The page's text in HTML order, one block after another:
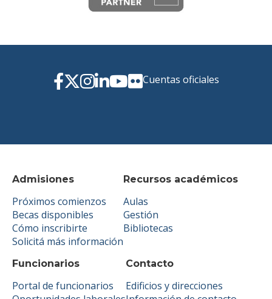
Admisiones
Próximos comienzos
Becas disponibles
Cómo inscribirte
Solicitá más información
Recursos académicos
Aulas
Gestión
Bibliotecas
Funcionarios
Portal de funcionarios
Contacto
Edificios y direcciones
Cuentas oficiales